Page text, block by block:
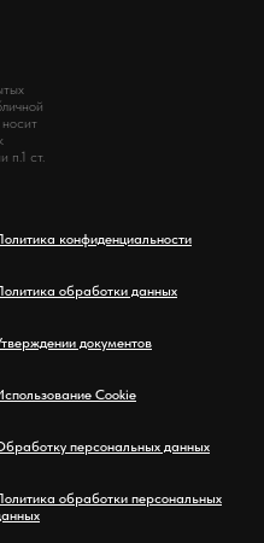
п.1 ст.
конфиденциальности
обработки данных
документов
Cookie
персональных данных
обработки персональных